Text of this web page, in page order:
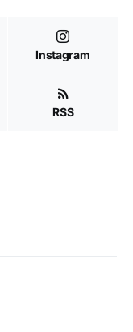
Instagram
RSS